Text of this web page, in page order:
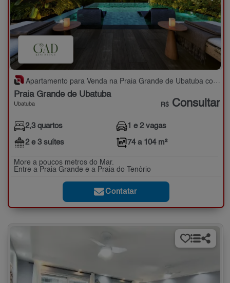
Apartamento para Venda na Praia Grande de Ubatuba com 2,3 quartos - 74 a 104 m²
Praia Grande de Ubatuba
Ubatuba R$ Consultar
2,3 quartos
2 e 3 suítes
1 e 2 vagas
74 a 104 m²
More a poucos metros do Mar.
Entre a Praia Grande e a Praia do Tenório
Contatar